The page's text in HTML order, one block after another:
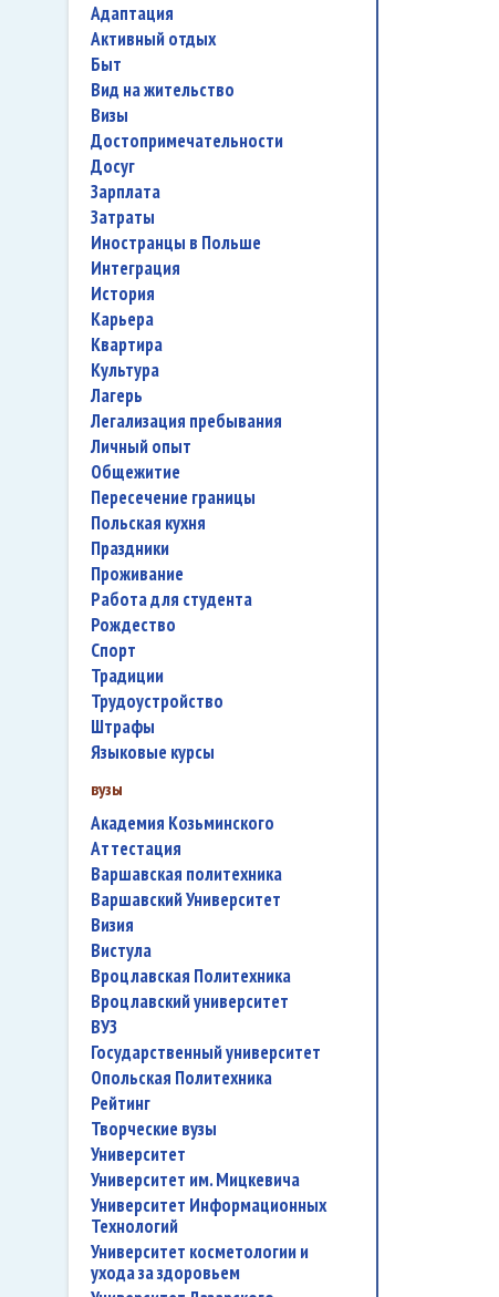
адаптация
активный отдых
быт
вид на жительство
визы
достопримечательности
досуг
зарплата
затраты
иностранцы в Польше
интеграция
история
карьера
квартира
культура
лагерь
легализация пребывания
личный опыт
общежитие
пересечение границы
польская кухня
праздники
проживание
работа для студента
Рождество
спорт
традиции
трудоустройство
штрафы
языковые курсы
вузы
Академия Козьминского
аттестация
Варшавская политехника
Варшавский Университет
Визия
Вистула
Вроцлавская Политехника
Вроцлавский университет
ВУЗ
государственный университет
Опольская Политехника
рейтинг
творческие вузы
университет
Университет им. Мицкевича
Университет Информационных
Технологий
университет косметологии и
ухода за здоровьем